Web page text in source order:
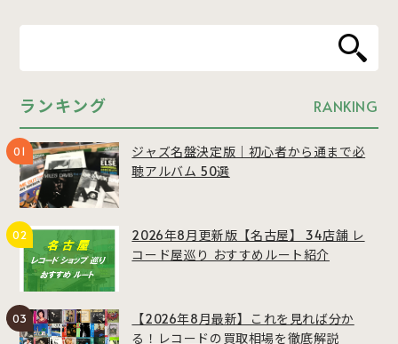
ランキング RANKING
ジャズ名盤決定版｜初心者から通まで必
聴アルバム 50選
2026年8月更新版【名古屋】 34店舗 レ
コード屋巡り おすすめルート紹介
【2026年8月最新】これを見れば分か
る！レコードの買取相場を徹底解説